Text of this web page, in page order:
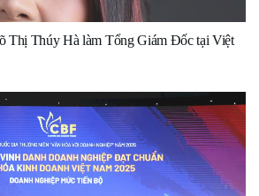
Thị Thúy Hà làm Tổng Giám Đốc tại Việt